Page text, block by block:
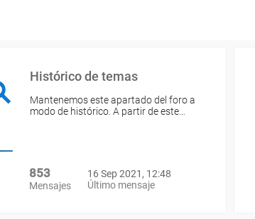
Histórico de temas
Mantenemos este apartado del foro a
modo de histórico. A partir de este…
853
Mensajes
16 Sep 2021, 12:48
Último mensaje